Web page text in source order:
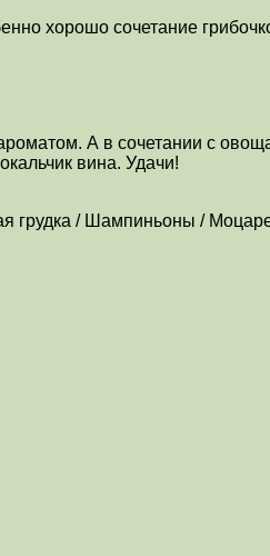
хорошо сочетание
А в сочетании с
вина. Удачи!
грудка / Шампиньоны /